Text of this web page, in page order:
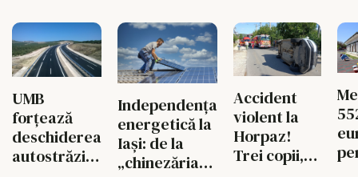
UMB
forțează
deschiderea
autostrăzii
Independența
energetică la
Iași: de la
„chinezăria”
Accident
violent la
Horpaz!
Trei copii,